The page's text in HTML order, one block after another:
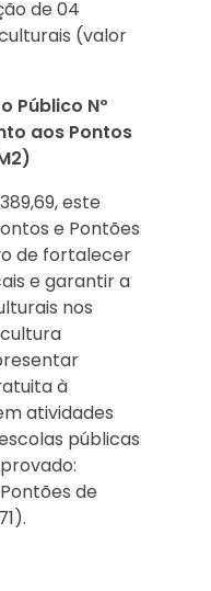
de 04
(valor
Público Nº
aos Pontos
este
e Pontões
de fortalecer
e garantir a
nos
à
atividades
públicas
de